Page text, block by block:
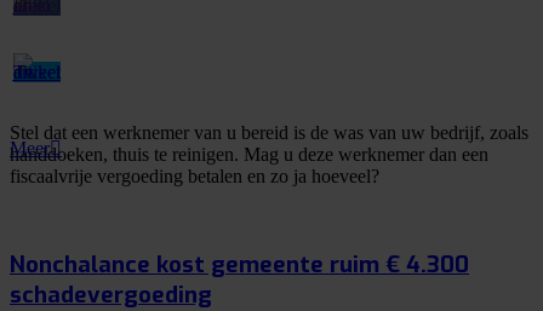
Stel dat een werknemer van u bereid is de was van uw bedrijf, zoals
handdoeken, thuis te reinigen. Mag u deze werknemer dan een
fiscaalvrije vergoeding betalen en zo ja hoeveel?
Meer
Nonchalance kost gemeente ruim € 4.300
schadevergoeding